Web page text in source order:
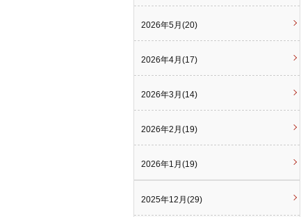
2026年5月(20)
2026年4月(17)
2026年3月(14)
2026年2月(19)
2026年1月(19)
2025年12月(29)